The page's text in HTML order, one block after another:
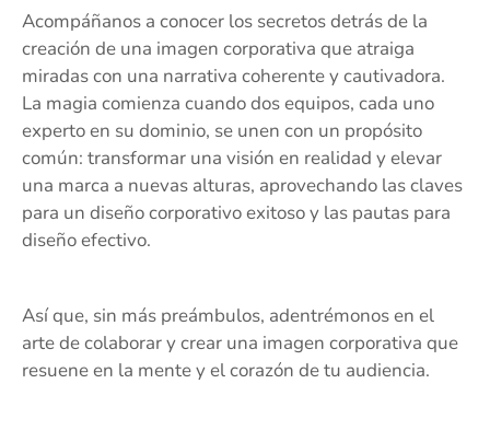
Acompáñanos a conocer los secretos detrás de la
creación de una imagen corporativa que atraiga
miradas con una narrativa coherente y cautivadora.
La magia comienza cuando dos equipos, cada uno
experto en su dominio, se unen con un propósito
común: transformar una visión en realidad y elevar
una marca a nuevas alturas, aprovechando las claves
para un diseño corporativo exitoso y las pautas para
diseño efectivo.
Así que, sin más preámbulos, adentrémonos en el
arte de colaborar y crear una imagen corporativa que
resuene en la mente y el corazón de tu audiencia.